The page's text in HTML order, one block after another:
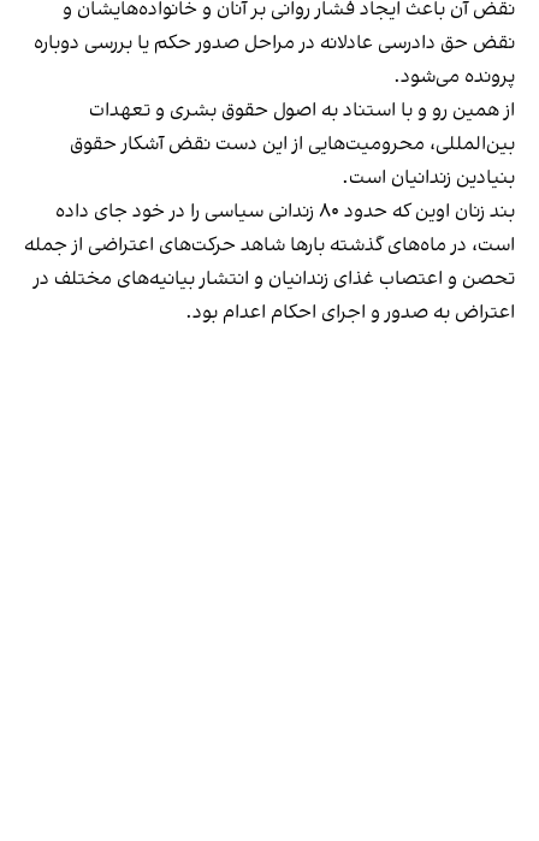
نقض آن باعث ایجاد فشار روانی بر آنان و خانواده‌هایشان و
نقض حق دادرسی عادلانه در مراحل صدور حکم یا بررسی دوباره
پرونده می‌شود.
از همین رو و با استناد به اصول حقوق بشری و تعهدات
بین‌المللی، محرومیت‌هایی از این دست نقض آشکار حقوق
بنیادین زندانیان است.
بند زنان اوین که حدود ۸۰ زندانی سیاسی را در خود جای داده
است، در ماه‌های گذشته بارها شاهد حرکت‌های اعتراضی از جمله
تحصن و اعتصاب غذای زندانیان و انتشار بیانیه‌های مختلف در
اعتراض به صدور و اجرای احکام اعدام بود.